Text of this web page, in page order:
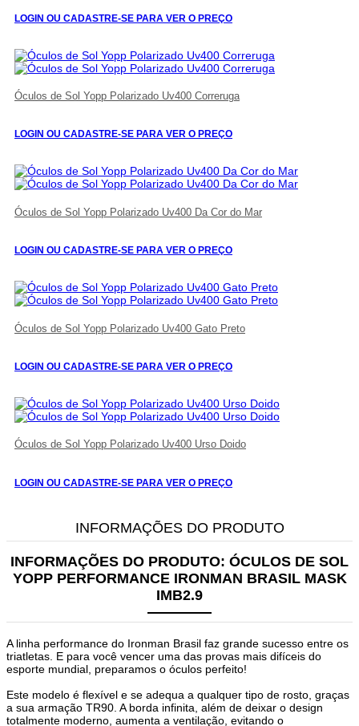
LOGIN OU CADASTRE-SE PARA VER O PREÇO
Óculos de Sol Yopp Polarizado Uv400 Correruga
LOGIN OU CADASTRE-SE PARA VER O PREÇO
Óculos de Sol Yopp Polarizado Uv400 Da Cor do Mar
LOGIN OU CADASTRE-SE PARA VER O PREÇO
Óculos de Sol Yopp Polarizado Uv400 Gato Preto
LOGIN OU CADASTRE-SE PARA VER O PREÇO
Óculos de Sol Yopp Polarizado Uv400 Urso Doido
LOGIN OU CADASTRE-SE PARA VER O PREÇO
INFORMAÇÕES DO PRODUTO
INFORMAÇÕES DO PRODUTO: ÓCULOS DE SOL
YOPP PERFORMANCE IRONMAN BRASIL MASK
IMB2.9
A linha performance do Ironman Brasil faz grande sucesso entre os
triatletas. E para você vencer uma das provas mais difíceis do
esporte mundial, preparamos o óculos perfeito!
Este modelo é flexível e se adequa a qualquer tipo de rosto, graças
a sua armação TR90. A borda infinita, além de deixar o design
totalmente moderno, aumenta a ventilação, evitando o